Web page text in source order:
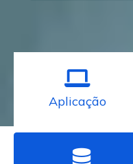
Aplicação